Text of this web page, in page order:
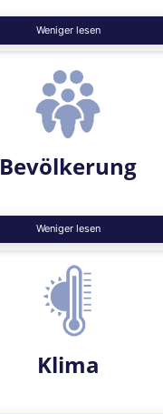
Weniger lesen
Bevölkerung
Weniger lesen
Klima